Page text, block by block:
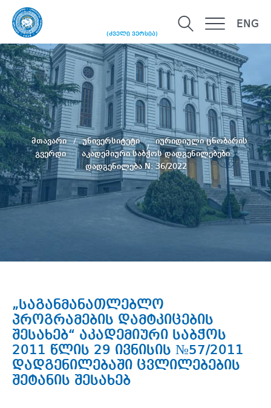
(ძველი ვერსია)
ENG
მთავარი უნივერსიტეტი
იურიდიული ცნობარის
გვერდი
აკადემიური საბჭოს დადგენილებები
დადგენილება N: 36/2022
„საგანმანათლებლო
პროგრამების დამტკიცების
შესახებ“ აკადემიური საბჭოს
2011 წლის 29 ივნისის №57/2011
დადგენილებაში ცვლილებების
შეტანის შესახებ